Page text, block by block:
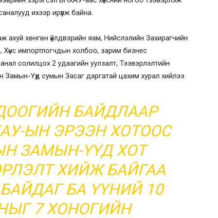
ихээр ирүүлж байна.
ахуй хөнгөн үйлдвэрийн яам, Нийслэлийн Захирагчийн
импортлогчдын холбоо, зарим бизнес
солилцох 2 удаагийн уулзалт, Тээвэрлэлтийн
Үүд сумын Засаг даргатай цахим хурал хийлээ.
БАЙДЛААР
ЫН ЭРЭЭН ХОТООС
ЗАМЫН-ҮҮД ХОТ
ХИЙЖ БАЙГАА
БА ҮҮНИЙ 10
7 ХОНОГИЙН